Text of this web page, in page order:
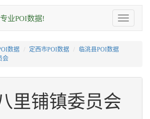
Toggle
navigation
业POI数据!
数据 定西市POI数据
临洮县POI数据
会
里铺镇委员会